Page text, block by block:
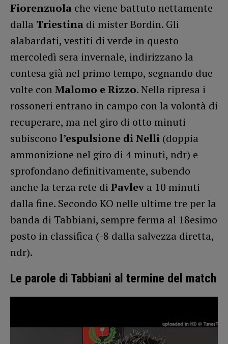
Fiorenzuola che viene battuto nettamente
dalla Triestina di mister Bordin. Gli
alabardati, vestiti di verde in questo
mercoledì sera invernale, indirizzano la
contesa già nel primo tempo, segnando due
volte conMalomo e Rizzo. Nella ripresa i
rossoneri entrano in campo con la volontà di
recuperare, ma nel giro di otto minuti
subiscono l’espulsione di Nelli (doppia
ammonizione nel giro di 4 minuti, ndr) e
sprofondano definitivamente, subendo
anche la terza rete di Pavlev a 10 minuti
dalla fine. Secondo KO nelle ultime tre per la
banda di Tabbiani, sempre ferma al 18esimo
posto in classifica (-8 dalla salvezza diretta,
ndr).
Le parole di Tabbiani al termine del match